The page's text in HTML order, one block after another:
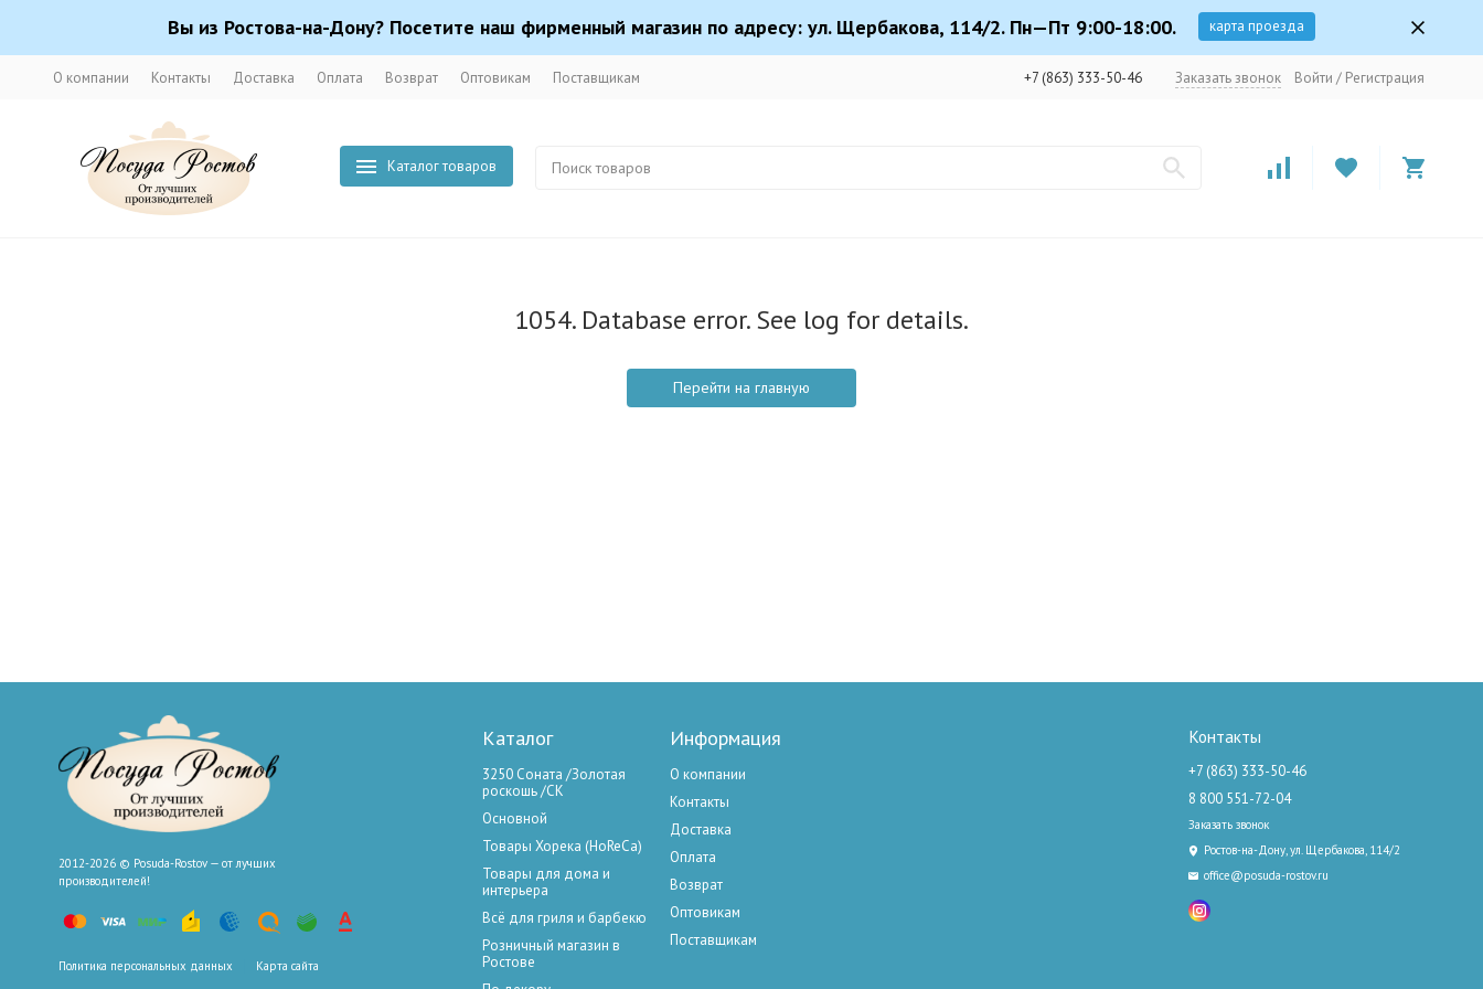
Вы из Ростова-на-Дону? Посетите наш фирменный магазин по адресу: ул. Щербакова, 114/2. Пн—Пт 9:00-18:00. карта проезда
О компании Контакты Доставка Оплата Возврат Оптовикам Поставщикам +7 (863) 333-50-46 Заказать звонок Войти / Регистрация
Каталог товаров
1054. Database error. See log for details.
Перейти на главную
2012-2026 © Posuda-Rostov — от лучших
производителей!
Политика персональных данных Карта сайта
Каталог
3250 Соната /Золотая
роскошь /СК
Основной
Товары Хорека (HoReCa)
Товары для дома и
интерьера
Всё для гриля и барбекю
Розничный магазин в
Ростове
Информация
О компании
Контакты
Доставка
Оплата
Возврат
Оптовикам
Поставщикам
Контакты
+7 (863) 333-50-46
8 800 551-72-04
Заказать звонок
Ростов-на-Дону, ул. Щербакова, 114/2
office@posuda-rostov.ru